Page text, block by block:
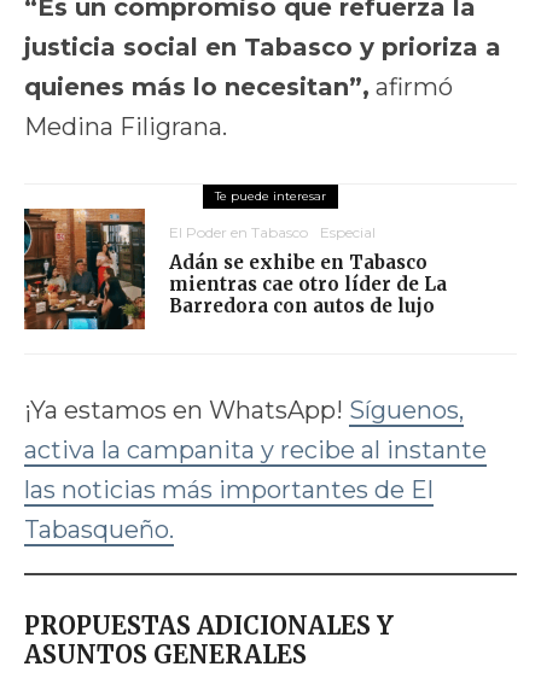
“Es un compromiso que refuerza la
justicia social en Tabasco y prioriza a
quienes más lo necesitan”, afirmó
Medina Filigrana.
El Poder en Tabasco Especial
Adán se exhibe en Tabasco
mientras cae otro líder de La
Barredora con autos de lujo
¡Ya estamos en WhatsApp! Síguenos,
activa la campanita y recibe al instante
las noticias más importantes de El
Tabasqueño.
PROPUESTAS ADICIONALES Y
ASUNTOS GENERALES